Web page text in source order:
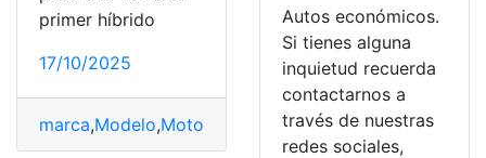
primer híbrido
17/10/2025
marca,Modelo,Motor Toyota Prius
Autos económicos.
Si tienes alguna
inquietud recuerda
contactarnos a
través de nuestras
redes sociales,